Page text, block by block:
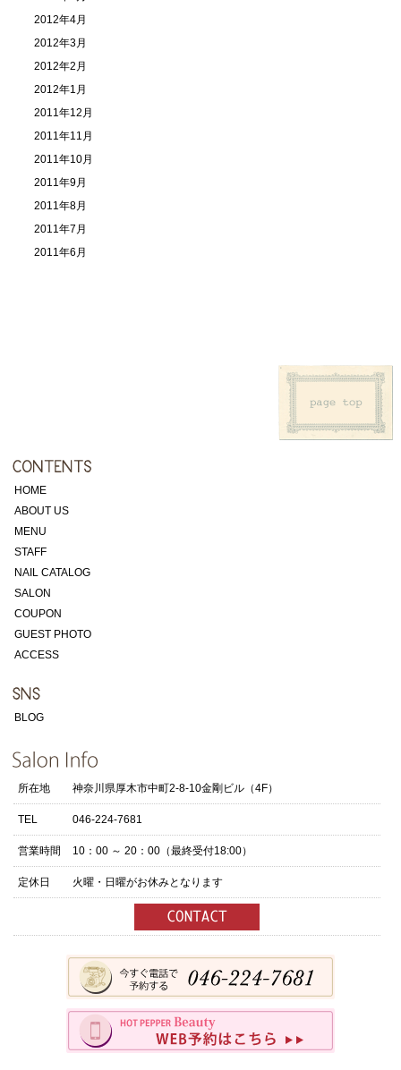
2012年4月
2012年3月
2012年2月
2012年1月
2011年12月
2011年11月
2011年10月
2011年9月
2011年8月
2011年7月
2011年6月
HOME
ABOUT US
MENU
STAFF
NAIL CATALOG
SALON
COUPON
GUEST PHOTO
ACCESS
BLOG
所在地 神奈川県厚木市中町2-8-10金剛ビル（4F）
TEL 046-224-7681
営業時間 10：00 ～ 20：00（最終受付18:00）
定休日 火曜・日曜がお休みとなります